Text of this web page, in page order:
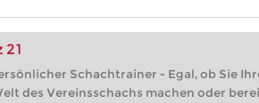
21
Schachtrainer - Egal, ob Sie
des Vereinsschachs machen oder